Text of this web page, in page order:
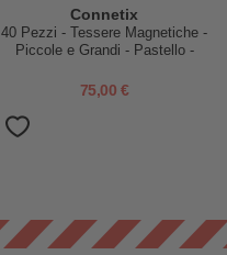
Connetix
40 Pezzi - Tessere Magnetiche -
Piccole e Grandi - Pastello -
75,00 €